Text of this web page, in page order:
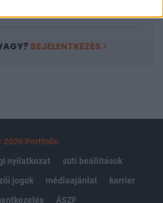
BEJELENTKEZÉS
2026 Portfolio
nyilatkozat
süti beállítások
jogok médiaajánlat
karrier
ÁSZF